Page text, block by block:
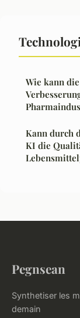
Wie kann
Kann durch
KI die
Pegnsean
Synthetiser les
demain